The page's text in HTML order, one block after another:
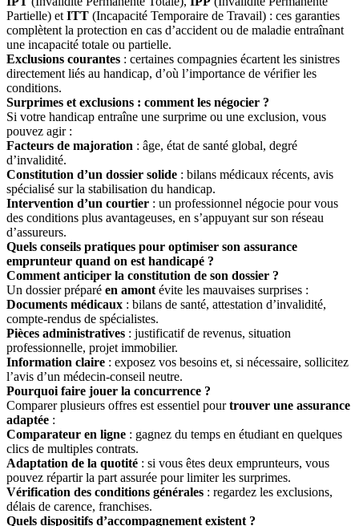
Partielle) et ITT (Incapacité Temporaire de Travail) : ces garanties
complètent la protection en cas d’accident ou de maladie entraînant
une incapacité totale ou partielle.
Exclusions courantes : certaines compagnies écartent les sinistres
directement liés au handicap, d’où l’importance de vérifier les
conditions.
Surprimes et exclusions : comment les négocier ?
Si votre handicap entraîne une surprime ou une exclusion, vous
pouvez agir :
Facteurs de majoration : âge, état de santé global, degré
d’invalidité.
Constitution d’un dossier solide : bilans médicaux récents, avis
spécialisé sur la stabilisation du handicap.
Intervention d’un courtier : un professionnel négocie pour vous
des conditions plus avantageuses, en s’appuyant sur son réseau
d’assureurs.
Quels conseils pratiques pour optimiser son assurance
emprunteur quand on est handicapé ?
Comment anticiper la constitution de son dossier ?
Un dossier préparé en amont évite les mauvaises surprises :
Documents médicaux : bilans de santé, attestation d’invalidité,
compte-rendus de spécialistes.
Pièces administratives : justificatif de revenus, situation
professionnelle, projet immobilier.
Information claire : exposez vos besoins et, si nécessaire, sollicitez
l’avis d’un médecin-conseil neutre.
Pourquoi faire jouer la concurrence ?
Comparer plusieurs offres est essentiel pourtrouver une assurance
adaptée :
Comparateur en ligne : gagnez du temps en étudiant en quelques
clics de multiples contrats.
Adaptation de la quotité : si vous êtes deux emprunteurs, vous
pouvez répartir la part assurée pour limiter les surprimes.
Vérification des conditions générales : regardez les exclusions,
délais de carence, franchises.
Quels dispositifs d’accompagnement existent ?